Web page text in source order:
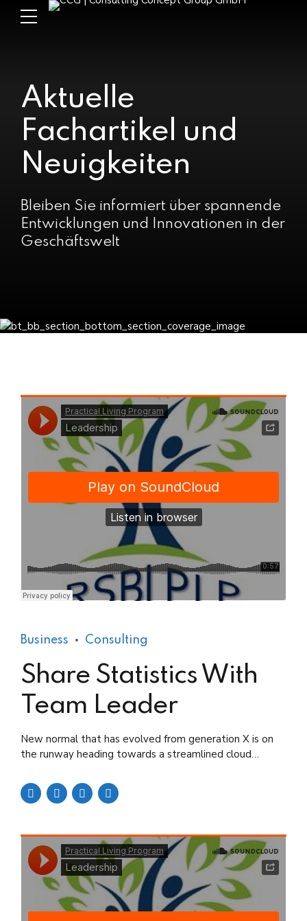
Aktuelle
Fachartikel und
Neuigkeiten
Bleiben Sie informiert über spannende
Entwicklungen und Innovationen in der
Geschäftswelt
Practical Living Program·Leadership
Business Consulting
Share Statistics With
Team Leader
New normal that has evolved from generation X is on
the runway heading towards a streamlined cloud